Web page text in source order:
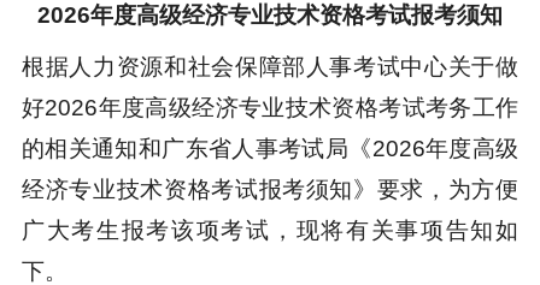
2026年度高级经济专业技术资格考试报考须知
根据人力资源和社会保障部人事考试中心关于做
好2026年度高级经济专业技术资格考试考务工作
的相关通知和广东省人事考试局《2026年度高级
经济专业技术资格考试报考须知》要求，为方便
广大考生报考该项考试，现将有关事项告知如
下。